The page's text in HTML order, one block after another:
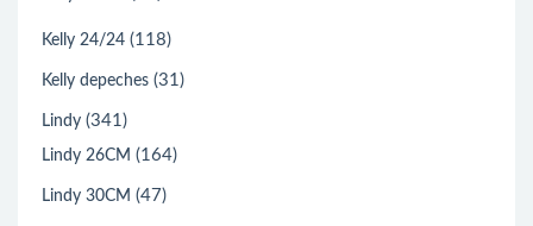
Kelly 24/24 (118)
Kelly depeches (31)
Lindy (341)
Lindy 26CM (164)
Lindy 30CM (47)